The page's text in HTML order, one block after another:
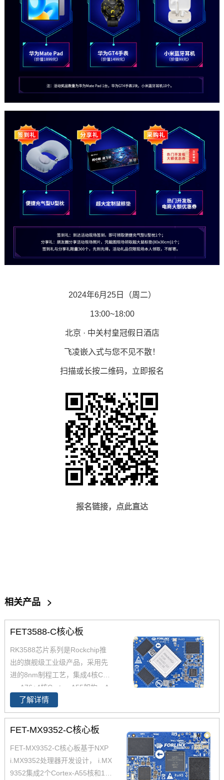
2024年6月25日（周二）
13:00~18:00
北京 · 中关村皇冠假日酒店
飞凌嵌入式与您不见不散！
扫描或长按二维码，立即报名
报名链接，点此直达
相关产品 >
FET3588-C核心板
RK3588芯片系列是Rockchip推
出的旗舰级工业级产品，采用先
进的8nm制程工艺，集成4核Cort
ex-A76+4核Cortex-A55架构，A
76主频高达2.4GHz，A55核主频
高达1.8GHz，能够提供强大的性
能支撑。飞凌FET3588-C核心板
力测试，确保在高端应用中能够
稳定运行。您可以通过飞凌提供
的rk3588开发套件充分评估和验
了解详情
FET-MX9352-C核心板
FET-MX9352-C核心板基于NXP
i.MX9352处理器开发设计， i.MX
9352集成2个Cortex-A55核和1个